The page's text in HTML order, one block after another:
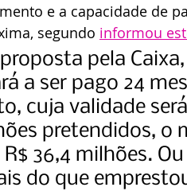
e a capacidade de
segundo informou
pela
a ser pago 24
cuja validade
pretendidos, o
36,4 milhões. Ou
do que